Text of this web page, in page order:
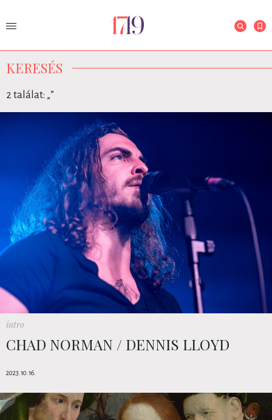
KERESÉS
2 találat: „”
intro
CHAD NORMAN / DENNIS LLOYD
2023.10.16.